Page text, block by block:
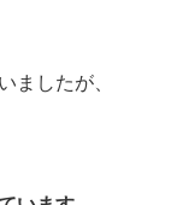
ましたが、